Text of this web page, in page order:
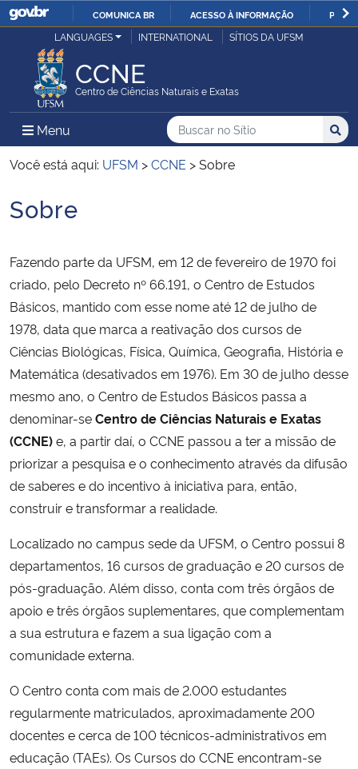
IR
COMUNICA BR ACESSO À INFORMAÇÃO
Ministério da Justiça e Segurança Pública
Ministério da Defesa
Ministério das Relações Exteriores
Ministério da Economia
Ministério da Agricultura, Pecuária e Abastecimento
Ministério da Educação
Ministério da Cidadania
Ministério da Saúde
Ministério de Minas e Energia
Ministério da Ciência, Tecnologia, Inovações e Comunicações
Ministério do Meio Ambiente
Ministério do Turismo
Ministério do Desenvolvimento Regional
Ministério da Mulher, da Família e dos Direitos Humanos
Secretaria-Geral
LANGUAGES INTERNATIONAL SÍTIOS DA UFSM
CCNE
Centro de Ciências Naturais e Exatas
Menu Menu Principal do Sítio
Busca
Buscar no no Sítio
Busca:
Você está aqui: UFSM >CCNE >Sobre
Início do conteúdo
Sobre
Fazendo parte da UFSM, em 12 de fevereiro de 1970 foi
criado, pelo Decreto nº 66.191, o Centro de Estudos
Básicos, mantido com esse nome até 12 de julho de
1978, data que marca a reativação dos cursos de
Ciências Biológicas, Física, Química, Geografia, História e
Matemática (desativados em 1976). Em 30 de julho desse
mesmo ano, o Centro de Estudos Básicos passa a
denominar-seCentro de Ciências Naturais e Exatas
(CCNE)e, a partir daí, o CCNE passou a ter a missão de
priorizar a pesquisa e o conhecimento através da difusão
de saberes e do incentivo à iniciativa para, então,
construir e transformar a realidade.
Localizado no campus sede da UFSM, o Centro possui 8
departamentos, 16 cursos de graduação e 20 cursos de
pós-graduação. Além disso, conta com três órgãos de
apoio e três órgãos suplementares, que complementam
a sua estrutura e fazem a sua ligação com a
comunidade externa.
O Centro conta com mais de 2.000 estudantes
regularmente matriculados, aproximadamente 200
docentes e cerca de 100 técnicos-administrativos em
educação (TAEs). Os Cursos do CCNE encontram-se